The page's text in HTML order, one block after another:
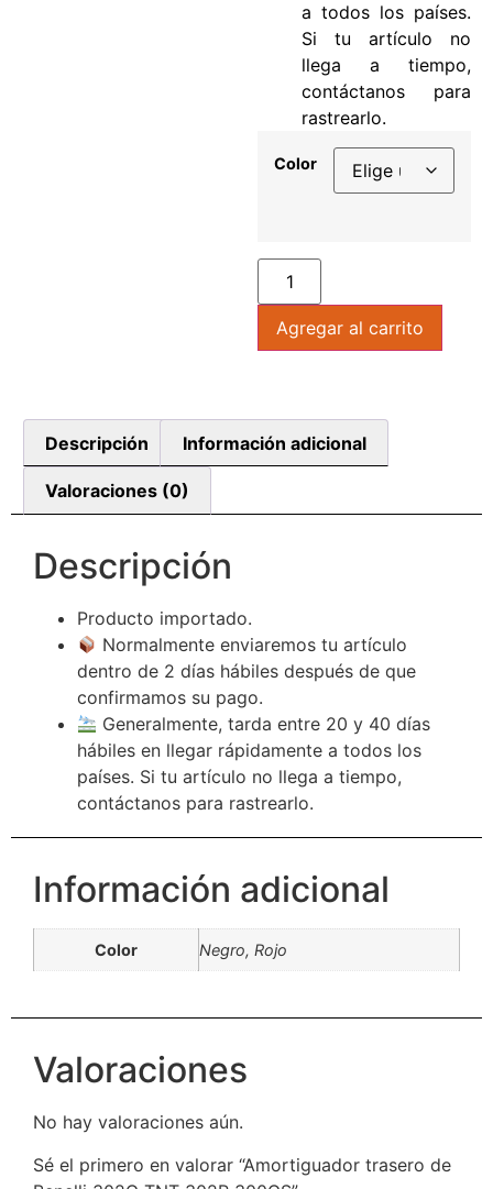
a todos los países.
Si tu artículo no
llega a tiempo,
contáctanos para
rastrearlo.
Color
Agregar al carrito
Descripción Información adicional
Valoraciones (0)
Descripción
Producto importado.
Normalmente enviaremos tu artículo
dentro de 2 días hábiles después de que
confirmamos su pago.
Generalmente, tarda entre 20 y 40 días
hábiles en llegar rápidamente a todos los
países. Si tu artículo no llega a tiempo,
contáctanos para rastrearlo.
Información adicional
Color Negro, Rojo
Valoraciones
No hay valoraciones aún.
Sé el primero en valorar “Amortiguador trasero de